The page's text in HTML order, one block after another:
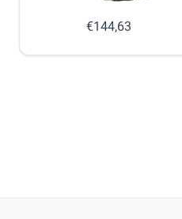
€144,63